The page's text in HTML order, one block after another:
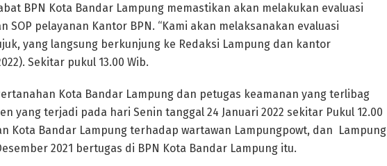
BPN Kota Bandar Lampung memastikan akan melakukan evaluasi
SOP pelayanan Kantor BPN. “Kami akan melaksanakan evaluasi
yang langsung berkunjung ke Redaksi Lampung dan kantor
Sekitar pukul 13.00 Wib.
Kota Bandar Lampung dan petugas keamanan yang terlibag
yang terjadi pada hari Senin tanggal 24 Januari 2022 sekitar Pukul 12.00
Kota Bandar Lampung terhadap wartawan Lampungpowt, dan Lampung
2021 bertugas di BPN Kota Bandar Lampung itu.